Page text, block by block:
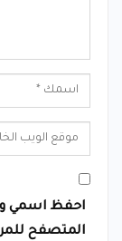
احفظ اسمي
المتصفح